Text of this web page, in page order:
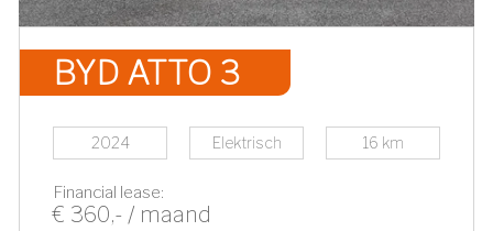
BYD ATTO 3
2024 Elektrisch 16 km
Financial lease:
€ 360,- / maand